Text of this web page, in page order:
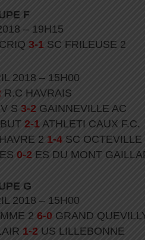
F
– 19H15
3-1 SC FRILEUSE 2
2018 – 15H00
R.C HAVRAIS
S 3-2 GAINNEVILLE AC
2-1 ATHLETI CAUX F.C.
2 1-4 SC
0-2 ES DU MONT
G
2018 – 15H00
2 6-0 GRAND
1-2 US LILLEBONNE